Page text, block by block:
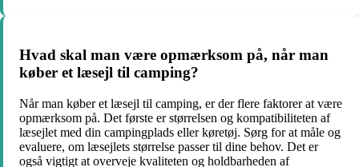
Hvad skal man være opmærksom på, når man
køber et læsejl til camping?
Når man køber et læsejl til camping, er der flere faktorer at være
opmærksom på. Det første er størrelsen og kompatibiliteten af
læsejlet med din campingplads eller køretøj. Sørg for at måle og
evaluere, om læsejlets størrelse passer til dine behov. Det er
også vigtigt at overveje kvaliteten og holdbarheden af